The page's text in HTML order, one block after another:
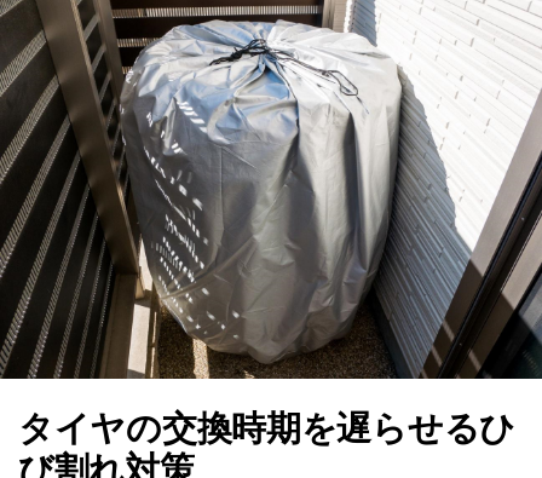
タイヤの交換時期を遅らせるひ
び割れ対策